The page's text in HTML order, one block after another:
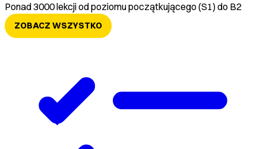
Ponad 3000 lekcji od poziomu początkującego (S1) do B2
ZOBACZ WSZYSTKO